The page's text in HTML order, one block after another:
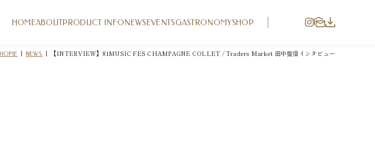
HOMEABOUTPRODUCT INFONEWSEVENTSGASTRONOMYSHOP
HOME | NEWS | 【INTERVIEW】81MUSIC FES CHAMPAGNE COLLET / Traders Market 田中聖信インタビュー